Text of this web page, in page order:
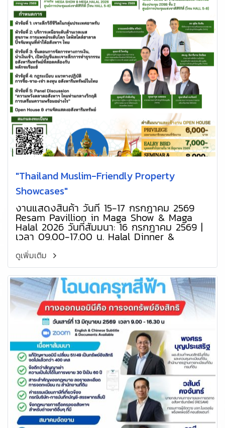
"Thailand Muslim-Friendly Property
Showcases"
งานแสดงสินค้า วันที่ 15-17 กรกฎาคม 2569
Resam Pavillion in Maga Show & Maga
Halal 2026 วันที่สัมมนา: 16 กรกฎาคม 2569 |
เวลา 09.00-17.00 น. Halal Dinner &
Properties Showcases 18.00-22.00 น. สถาน
ที่: ห้องประชุม B209 ชั้นที่ 2 ศูนย์การประชุม
แห่งชาติสิริกิติ์ (QSNCC) กรุงเทพมหานคร
ดูเพิ่มเติม